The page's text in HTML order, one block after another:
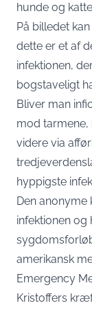
hunde og
På billedet
dette er et af
infektionen,
bogstaveligt
Bliver man
mod
videre via
hyppigste
Den anonyme
infektionen og
amerikansk
Emergency
Kristoffers